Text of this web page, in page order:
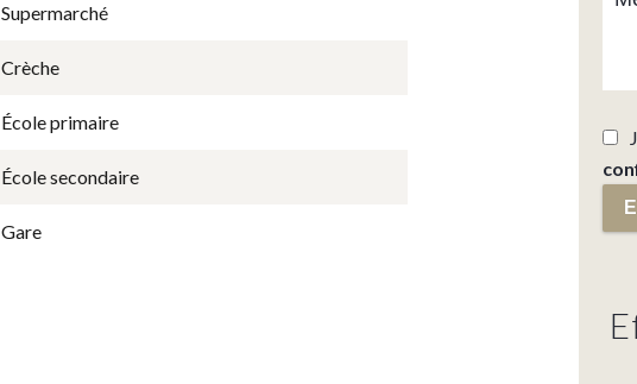
Supermarché
Crèche
École primaire
École secondaire
Gare